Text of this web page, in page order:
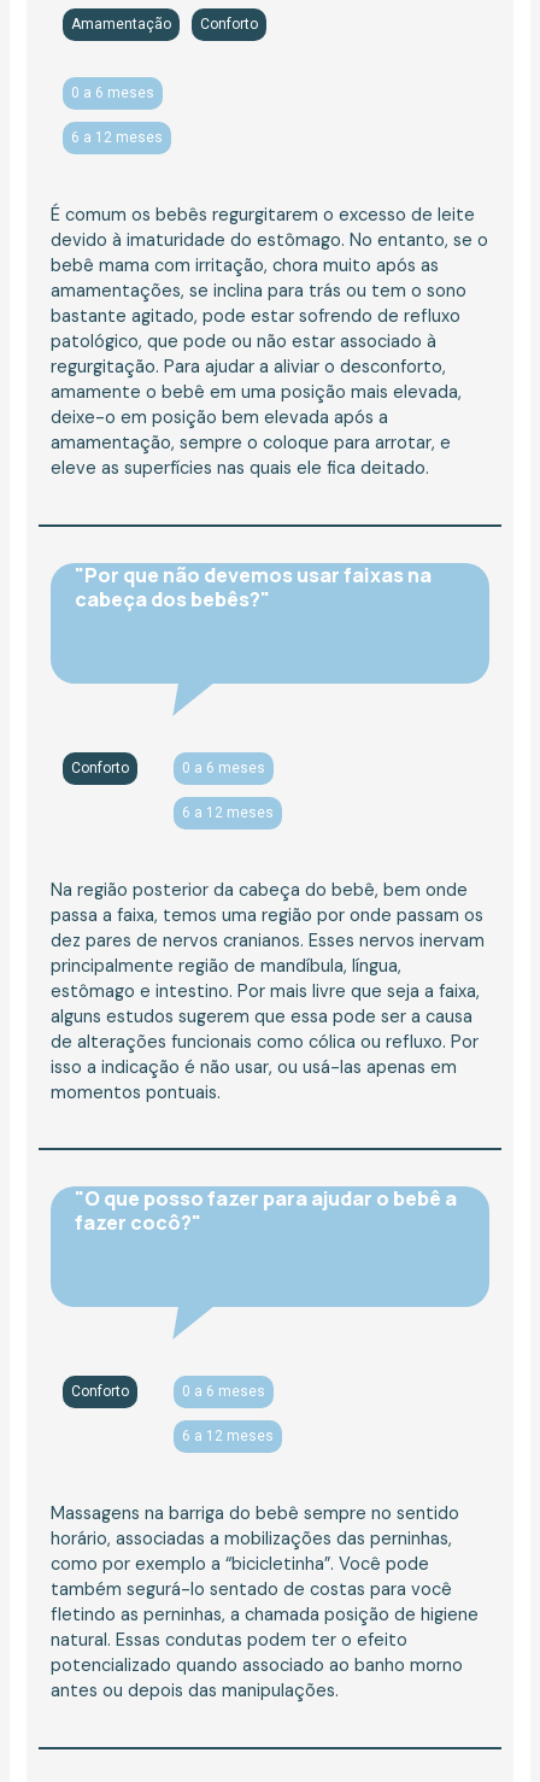
Amamentação Conforto
0 a 6 meses
6 a 12 meses
É comum os bebês regurgitarem o excesso de leite
devido à imaturidade do estômago. No entanto, se o
bebê mama com irritação, chora muito após as
amamentações, se inclina para trás ou tem o sono
bastante agitado, pode estar sofrendo de refluxo
patológico, que pode ou não estar associado à
regurgitação. Para ajudar a aliviar o desconforto,
amamente o bebê em uma posição mais elevada,
deixe-o em posição bem elevada após a
amamentação, sempre o coloque para arrotar, e
eleve as superfícies nas quais ele fica deitado.
"Por que não devemos usar faixas na
cabeça dos bebês?"
Conforto 0 a 6 meses
6 a 12 meses
Na região posterior da cabeça do bebê, bem onde
passa a faixa, temos uma região por onde passam os
dez pares de nervos cranianos. Esses nervos inervam
principalmente região de mandíbula, língua,
estômago e intestino. Por mais livre que seja a faixa,
alguns estudos sugerem que essa pode ser a causa
de alterações funcionais como cólica ou refluxo. Por
isso a indicação é não usar, ou usá-las apenas em
momentos pontuais.
"O que posso fazer para ajudar o bebê a
fazer cocô?"
Conforto 0 a 6 meses
6 a 12 meses
Massagens na barriga do bebê sempre no sentido
horário, associadas a mobilizações das perninhas,
como por exemplo a “bicicletinha”. Você pode
também segurá-lo sentado de costas para você
fletindo as perninhas, a chamada posição de higiene
natural. Essas condutas podem ter o efeito
potencializado quando associado ao banho morno
antes ou depois das manipulações.